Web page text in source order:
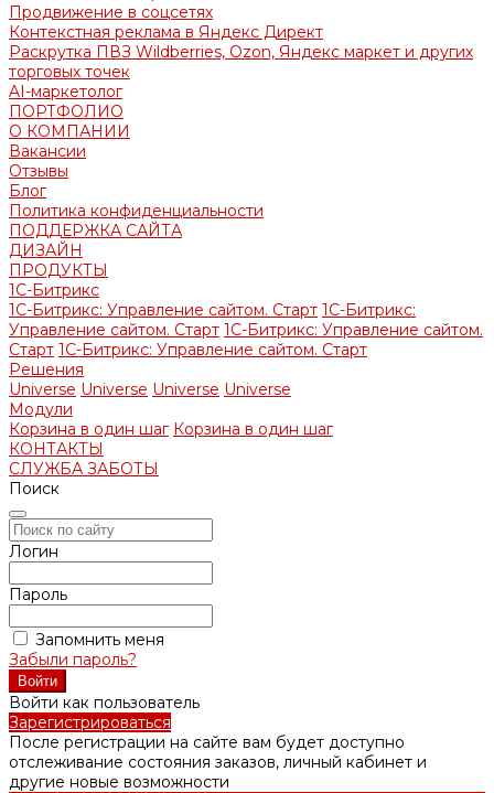
Продвижение в соцсетях
Контекстная реклама в Яндекс Директ
Раскрутка ПВЗ Wildberries, Ozon, Яндекс маркет и других
торговых точек
AI-маркетолог
ПОРТФОЛИО
О КОМПАНИИ
Вакансии
Отзывы
Блог
Политика конфиденциальности
ПОДДЕРЖКА САЙТА
ДИЗАЙН
ПРОДУКТЫ
1С-Битрикс
1С-Битрикс: Управление сайтом. Старт 1С-Битрикс:
Управление сайтом. Старт 1С-Битрикс: Управление сайтом.
Старт 1С-Битрикс: Управление сайтом. Старт
Решения
Universe Universe Universe Universe
Модули
Корзина в один шаг Корзина в один шаг
КОНТАКТЫ
СЛУЖБА ЗАБОТЫ
Поиск
Логин
Пароль
Запомнить меня
Забыли пароль?
Войти как пользователь
Зарегистрироваться
После регистрации на сайте вам будет доступно
отслеживание состояния заказов, личный кабинет и
другие новые возможности